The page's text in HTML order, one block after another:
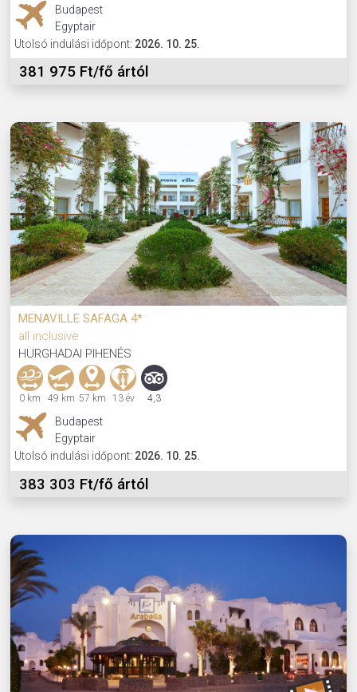
Budapest
Egyptair
Utolsó indulási időpont: 2026. 10. 25.
381 975 Ft/fő ártól
MENAVILLE SAFAGA 4*
all inclusive
HURGHADAI PIHENÉS
0 km 49 km 57 km 13 év 4,3
Budapest
Egyptair
Utolsó indulási időpont: 2026. 10. 25.
383 303 Ft/fő ártól